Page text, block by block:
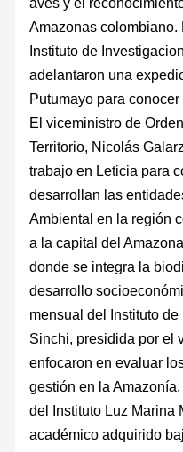
Amazonas colombiano.
Instituto de
adelantaron una
Putumayo para
El viceministro de
Territorio, Nicolás
trabajo en Leticia para
desarrollan las
Ambiental en la región
a la capital del
donde se integra la
desarrollo
mensual del Instituto
Sinchi, presidida por el
enfocaron en evaluar
gestión en la
del Instituto Luz Marina
académico adquirido